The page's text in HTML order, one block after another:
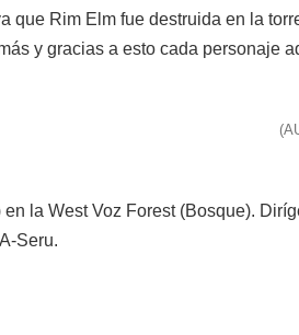
que Rim Elm fue destruida en la
y gracias a esto cada personaje
la West Voz Forest (Bosque).
Seru.